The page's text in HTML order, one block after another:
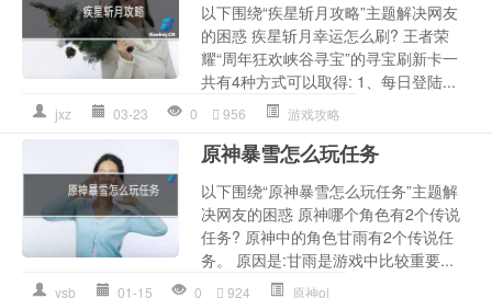
以下围绕“疾星斩月攻略”主题解决网友
的困惑 疾星斩月幸运怎么刷? 王者荣
耀“周年狂欢峡谷寻宝”的寻宝刷新卡一
共有4种方式可以取得: 1、每日登陆...
jxz 03-23 0 956 游戏攻略
原神暴雪怎么玩任务
以下围绕“原神暴雪怎么玩任务”主题解
决网友的困惑 原神哪个角色有2个传说
任务? 原神中的角色甘雨有2个传说任
务。 原因是:甘雨是游戏中比较重要...
ysb 01-15 0 924 原神ol